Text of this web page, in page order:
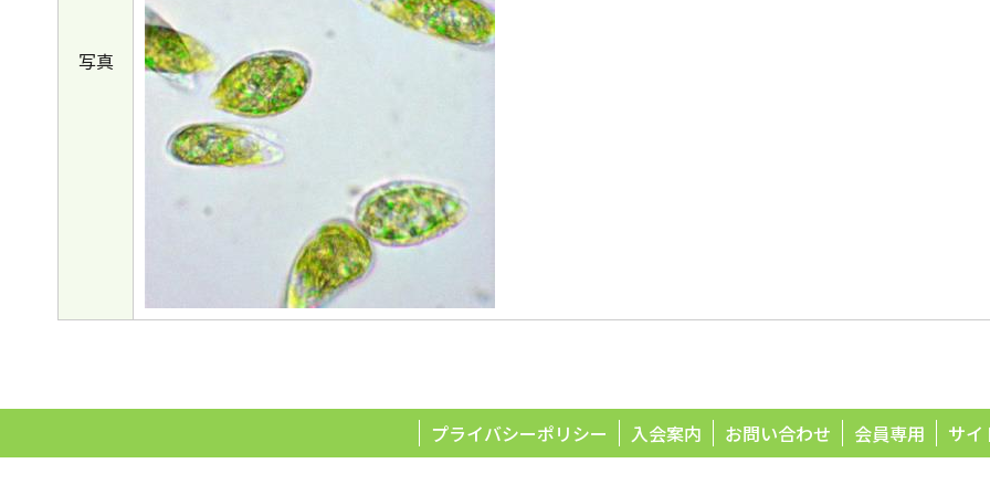
写真
プライバシーポリシー 入会案内 お問い合わせ 会員専用 サイ